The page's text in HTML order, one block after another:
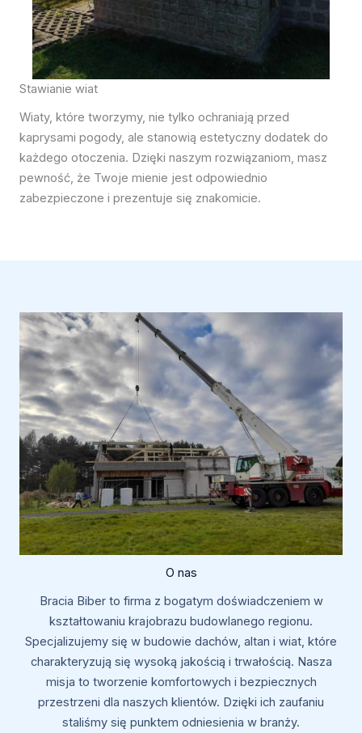
Stawianie wiat
Wiaty, które tworzymy, nie tylko ochraniają przed
kaprysami pogody, ale stanowią estetyczny dodatek do
każdego otoczenia. Dzięki naszym rozwiązaniom, masz
pewność, że Twoje mienie jest odpowiednio
zabezpieczone i prezentuje się znakomicie.
O nas
Bracia Biber to firma z bogatym doświadczeniem w
kształtowaniu krajobrazu budowlanego regionu.
Specjalizujemy się w budowie dachów, altan i wiat, które
charakteryzują się wysoką jakością i trwałością. Nasza
misja to tworzenie komfortowych i bezpiecznych
przestrzeni dla naszych klientów. Dzięki ich zaufaniu
staliśmy się punktem odniesienia w branży.